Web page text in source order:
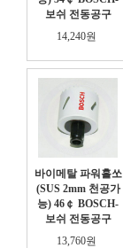
보쉬 전동공구
14,240원
바이메탈 파워홀쏘
(SUS 2mm 천공가
능) 46￠ BOSCH-
보쉬 전동공구
13,760원